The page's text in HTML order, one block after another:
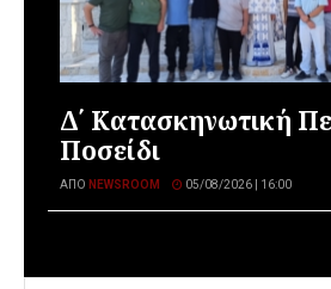
Δ΄ Κατασκηνωτική
Ποσείδι
ΑΠΌ NEWSROOM 05/08/2026 | 16:00